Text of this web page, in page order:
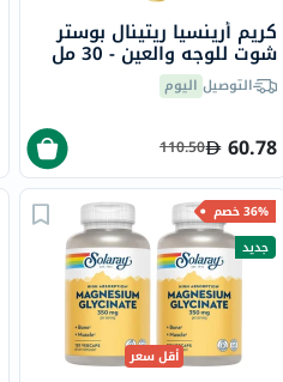
كريم أرينسيا ريتينال بوستر
شوت للوجه والعين - 30 مل
التوصيل اليوم
60.78
110.50
36% خصم
جديد
أقل سعر